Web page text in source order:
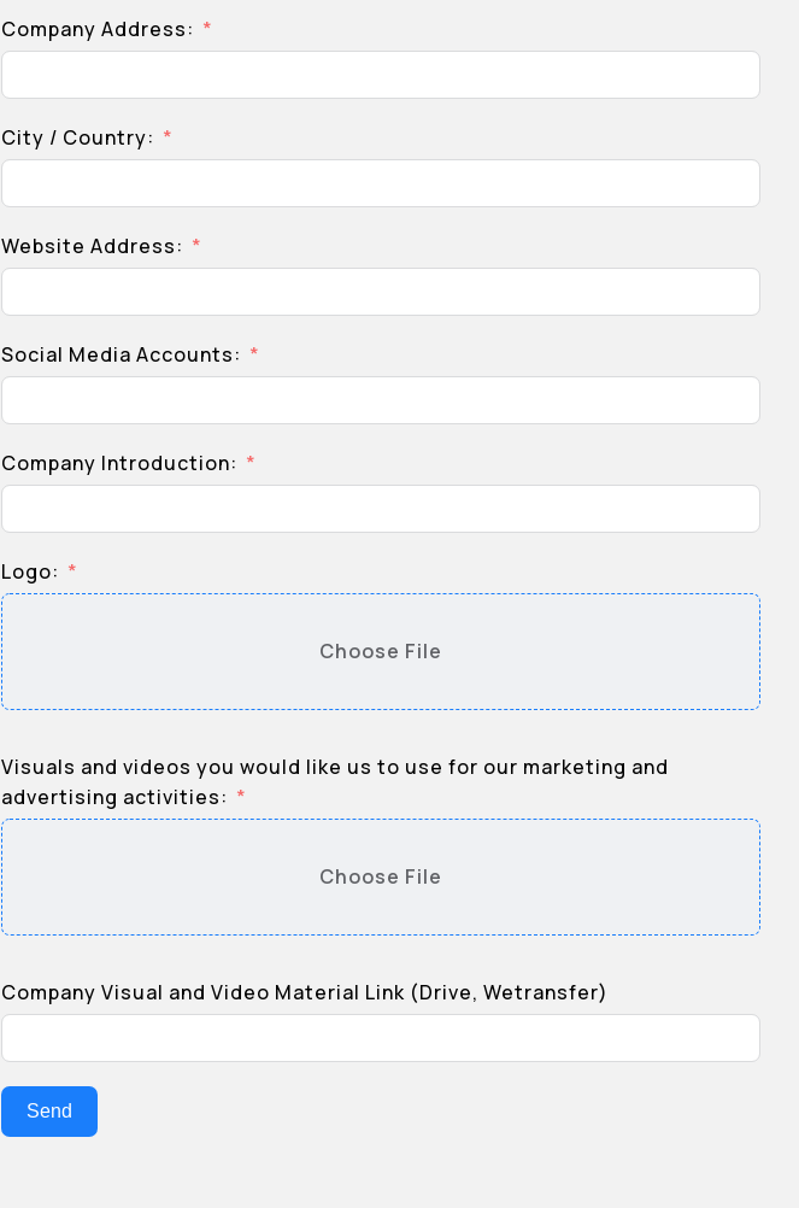
Company Address:
City / Country:
Website Address:
Social Media Accounts:
Company Introduction:
Logo:
Choose File
Visuals and videos you would like us to use for our marketing and
advertising activities:
Choose File
Company Visual and Video Material Link (Drive, Wetransfer)
Send